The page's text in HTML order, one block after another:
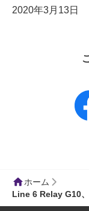
2020年3月13日
ホーム